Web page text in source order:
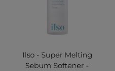
Ilso - Super Melting
Sebum Softener -